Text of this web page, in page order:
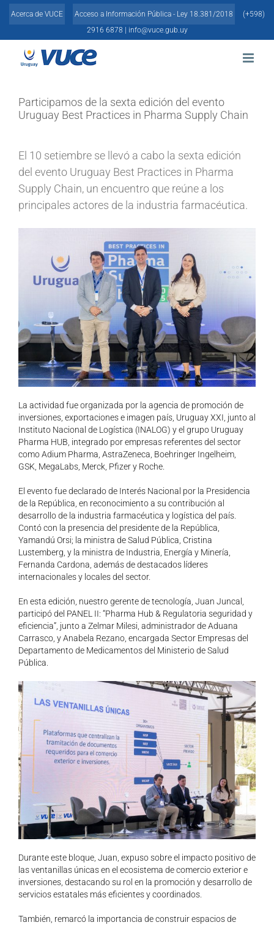
Skip
Acerca de VUCE Acceso a Información Pública - Ley 18.381/2018
(+598)
2916 6878 |
info@vuce.gub.uy
Participamos de la sexta edición del evento
Uruguay Best Practices in Pharma Supply Chain
El 10 setiembre se llevó a cabo la sexta edición
del evento Uruguay Best Practices in Pharma
Supply Chain, un encuentro que reúne a los
principales actores de la industria farmacéutica.
La actividad fue organizada por la agencia de promoción de
inversiones, exportaciones e imagen país, Uruguay XXI, junto al
Instituto Nacional de Logística (INALOG) y el grupo Uruguay
Pharma HUB, integrado por empresas referentes del sector
como Adium Pharma, AstraZeneca, Boehringer Ingelheim,
GSK, MegaLabs, Merck, Pfizer y Roche.
El evento fue declarado de Interés Nacional por la Presidencia
de la República, en reconocimiento a su contribución al
desarrollode la industria farmacéutica y logística del país.
Contó con la presencia del presidente de la República,
Yamandú Orsi; la ministra de Salud Pública, Cristina
Lustemberg, y la ministra de Industria, Energía y Minería,
Fernanda Cardona, además de destacados líderes
internacionales y locales del sector.
En esta edición, nuestro gerente de tecnología, Juan Juncal,
participó del PANEL II: “Pharma Hub & Regulatoria seguridad y
eficiencia”, junto a Zelmar Milesi, administrador de Aduana
Carrasco, y Anabela Rezano, encargada Sector Empresas del
Departamento de Medicamentos del Ministerio de Salud
Pública.
Durante este bloque, Juan, expuso sobre el impacto positivo de
las ventanillas únicas en el ecosistema de comercio exterior e
inversiones, destacando su rol en la promoción y desarrollo de
servicios estatales más eficientes y coordinados.
También, remarcó la importancia de construir espacios de